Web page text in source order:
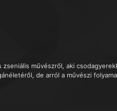
művészről, aki
de arról a művészi